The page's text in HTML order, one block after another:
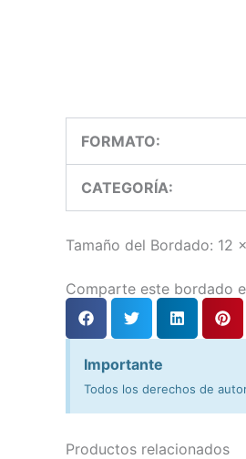
FORMATO:
CATEGORÍA:
Tamaño del Bordado: 12
Comparte este bordado
Importante
Todos los derechos de
Productos relacionados